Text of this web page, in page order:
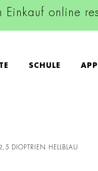
Einkauf online
SCHULE APP
DIOPTRIEN HELLBLAU